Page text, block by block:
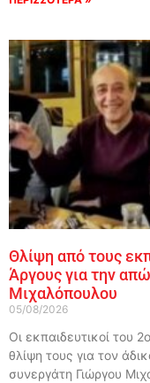
Θλίψη από τους
Άργους για την
Μιχαλόπουλου
05/08/2026
Οι εκπαιδευτικοί του
θλίψη τους για τον
συνεργάτη Γιώργου